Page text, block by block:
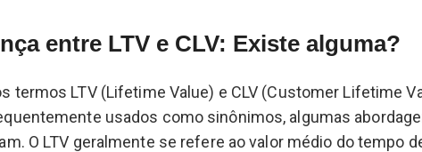
entre LTV e CLV: Existe alguma?
termos LTV (Lifetime Value) e CLV (Customer Lifetime
usados como sinônimos, algumas
O LTV geralmente se refere ao valor médio do tempo